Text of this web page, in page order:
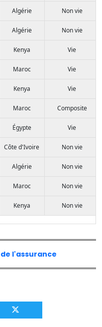
Algérie Non vie
Algérie Non vie
Kenya Vie
Maroc Vie
Kenya Vie
Maroc Composite
Égypte Vie
Côte d'Ivoire Non vie
Algérie Non vie
Maroc Non vie
Kenya Non vie
l'assurance